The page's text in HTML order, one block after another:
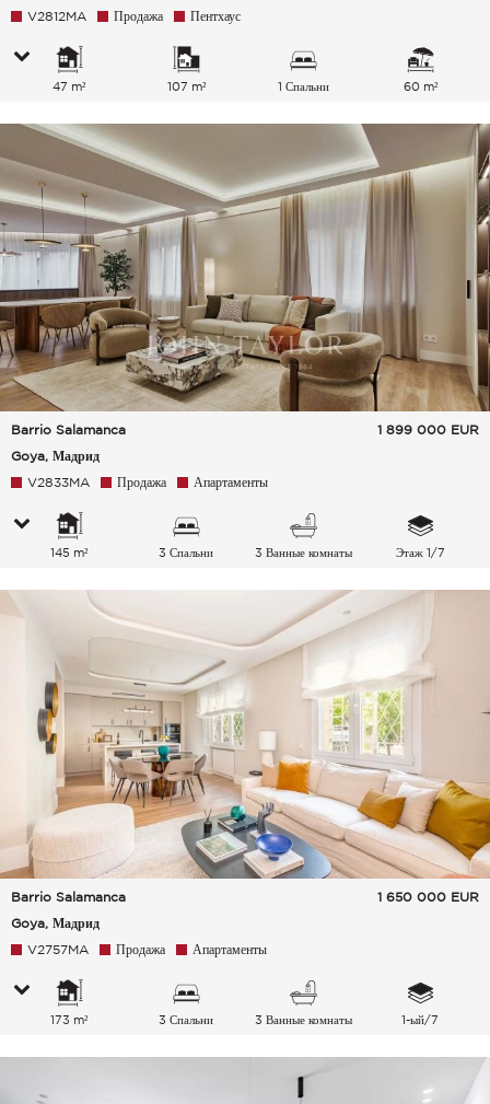
V2812MA Продажа Пентхаус
47 m² 107 m² 1 Спальни 60 m²
Barrio Salamanca
Goya, Мадрид
1 899 000 EUR
V2833MA Продажа Апартаменты
145 m² 3 Спальни 3 Ванные комнаты Этаж 1/7
Barrio Salamanca
Goya, Мадрид
1 650 000 EUR
V2757MA Продажа Апартаменты
173 m² 3 Спальни 3 Ванные комнаты 1-ый/7